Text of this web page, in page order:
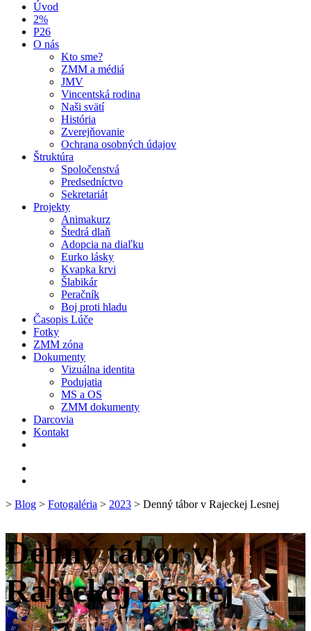
Úvod
2%
P26
O nás
Kto sme?
ZMM a médiá
JMV
Vincentská rodina
Naši svätí
História
Zverejňovanie
Ochrana osobných údajov
Štruktúra
Spoločenstvá
Predsedníctvo
Sekretariát
Projekty
Animakurz
Štedrá dlaň
Adopcia na diaľku
Eurko lásky
Kvapka krvi
Šlabikár
Peračník
Boj proti hladu
Časopis Lúče
Fotky
ZMM zóna
Dokumenty
Vizuálna identita
Podujatia
MS a OS
ZMM dokumenty
Darcovia
Kontakt
> Blog > Fotogaléria > 2023 > Denný tábor v Rajeckej Lesnej
Denný tábor v
Rajeckej Lesnej